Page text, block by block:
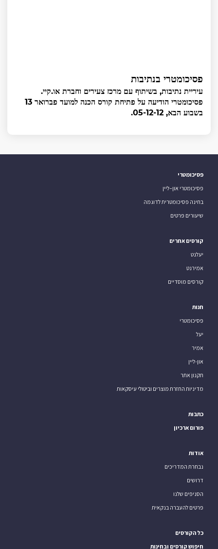
פסיכומטרי בנתיבות
עיריית נתיבות, בשיתוף עם מרכז צעירים וחברת או.קיי.
פסיכומטרי הודיעה על פתיחת קורס הכנה למועד פברואר 13
בשבוע הבא, 05-12-12.
פסיכומטרי
פסיכומטרי און–ליין
בחינה פסיכומטרית לדוגמה
שיעורים פרטים
קורסים אחרים
יעלנט
אמירנט
קורסים מוסדיים
חנות
פסיכומטרי
יעל
אמיר
און-ליין
תקנון אתר
מדיניות החזרת מוצרים וביטולי עיסקאות
כתבות
פורום ארכיון
אודות
נבחרת המדריכים
דרושים
הסניפים שלנו
פרטים להעברה בנקאית
כל הקורסים
חיפוש קורסים ובחינות